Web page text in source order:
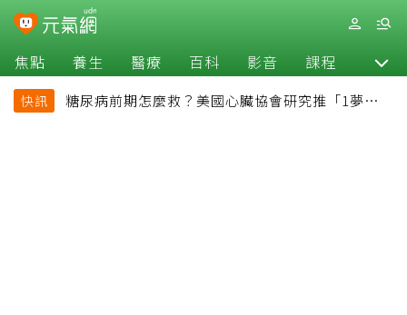
焦點 養生 醫療 百科 影音 課程 退休
快訊
糖尿病前期怎麼救？美國心臟協會研究推「1夢幻水